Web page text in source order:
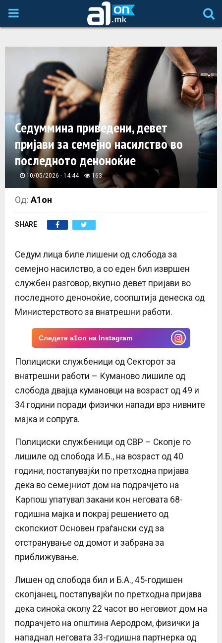
P
M
A
R
M
E
N
U
Седуммина приведени, девет
пријави за семејно насилство во
последното деноноќие
10/05/2026 - 14:44 163
Од:А1он
SHARE
Седум лица биле лишени од слобода за
семејно насилство, а со еден бил извршен
службен разговор, вкупно девет пријави во
последното деноноќие, соопштија денеска од
Министерството за внатрешни работи.
Следете a1on на Instagram
Полициски службеници од Секторот за
внатрешни работи – Куманово лишиле од
слобода двајца кумановци на возраст од 49 и
34 години поради физички напади врз нивните
мајка и сопруга.
Полициски службеници од СВР – Скопје го
лишиле од слобода И.Б., на возраст од 40
години, постапувајќи по претходна пријава
дека во семејниот дом на подрачјето на
Карпош упатувал закани кон неговата 68-
годишна мајка и покрај решението од
скопскиот Основен граѓански суд за
отстранување од домот и забрана за
приближување.
Лишен од слобода бил и Б.А., 45-годишен
скопјанец, постапувајќи по претходна пријава
дека синоќа околу 22 часот во неговиот дом на
подрачјето на општина Аеродром, физички ја
нападнал неговата 33-годишна партнерка од